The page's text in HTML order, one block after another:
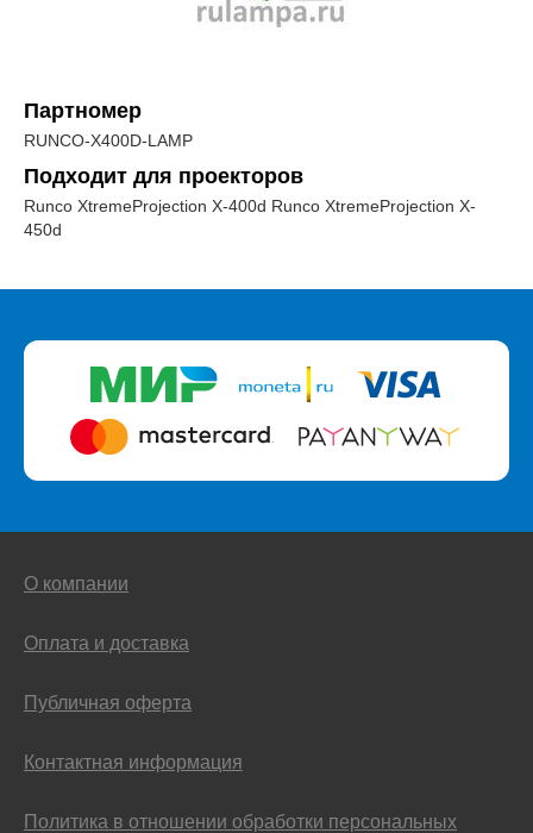
Партномер
RUNCO-X400D-LAMP
Подходит для проекторов
Runco XtremeProjection X-400d Runco XtremeProjection X-
450d
О компании
Оплата и доставка
Публичная оферта
Контактная информация
Политика в отношении обработки персональных